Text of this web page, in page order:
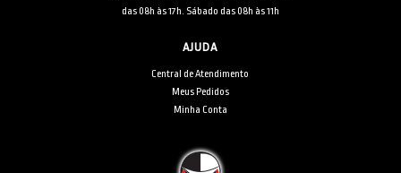
das 08h às 17h. Sábado das 08h às 11h
AJUDA
Central de Atendimento
Meus Pedidos
Minha Conta